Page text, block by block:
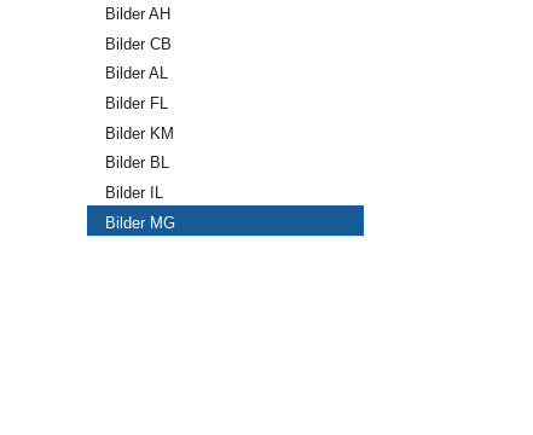
Bilder AH
Bilder CB
Bilder AL
Bilder FL
Bilder KM
Bilder BL
Bilder IL
Bilder MG